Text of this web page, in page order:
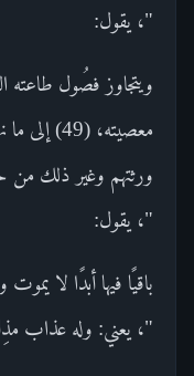
"، يقول:
ويتجاوز فصُول طاعته
معصيته،
"، يقول:
باقيًا فيها أبدًا لا
"، يعني: وله عذاب